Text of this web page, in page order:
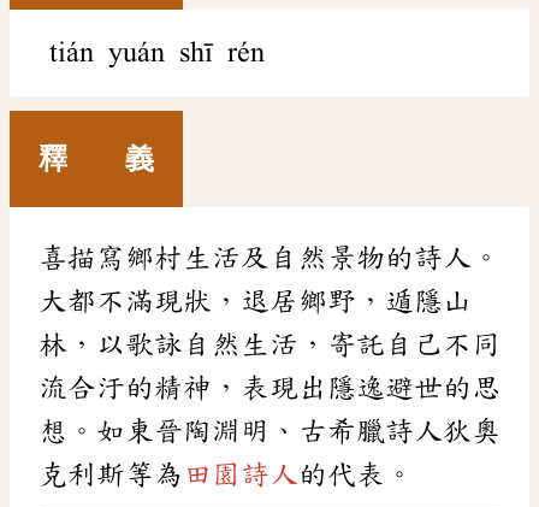
tián yuán shī rén
釋 義
喜描寫鄉村生活及自然景物的詩人。
大都不滿現狀，退居鄉野，遁隱山
林，以歌詠自然生活，寄託自己不同
流合汙的精神，表現出隱逸避世的思
想。如東晉陶淵明、古希臘詩人狄奧
克利斯等為 田園詩人 的代表。